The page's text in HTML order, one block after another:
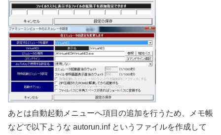
あとは自動起動メニューへ項目の追加を行うため、メモ帳
などで以下ような autorun.inf というファイルを作成して